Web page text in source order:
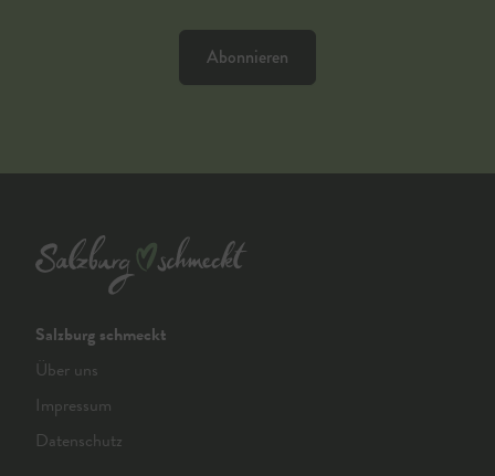
Abonnieren
Salzburg schmeckt
Über uns
Impressum
Datenschutz